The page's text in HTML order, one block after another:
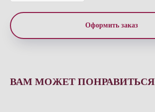
Оформить заказ
ВАМ МОЖЕТ ПОНРАВИТЬСЯ